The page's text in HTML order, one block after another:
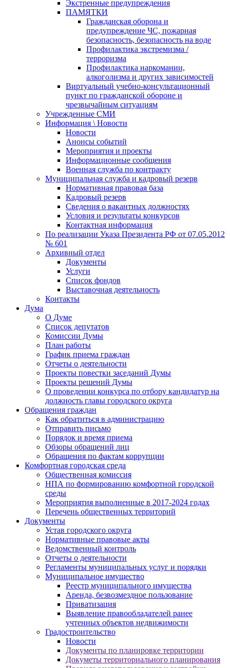
Экстренные предупреждения
ПАМЯТКИ
Гражданская оборона и
предупреждение ЧС, пожарная
безопасность, безопасность на воде
Профилактика экстремизма /
терроризма
Профилактика наркомании,
алкоголизма и других зависимостей
Виртуальный учебно-консультационный
пункт по гражданской обороне и
чрезвычайным ситуациям
Учрежденные СМИ
Информация \ Новости
Новости
Анонсы событий
Мероприятия и проекты
Информационные сообщения
Военная служба по контракту
Муниципальная служба и кадровый резерв
Нормативная правовая база
Кадровый резерв
Сведения о вакантных должностях
Условия и результаты конкурсов
Контактная информация
По реализации Указа Президента РФ от 07.05.2012
№ 601
Архивный отдел
Документы
Услуги
Список фондов
Выставочная деятельность
Контакты
Дума
О Думе
Список депутатов
Комиссии Думы
План работы
График приема граждан
Отчеты о деятельности
Проекты повестки заседаний Думы
Проекты решений Думы
О проведении конкурса по отбору кандидатур на
должность главы городского округа
Обращения граждан
Как обратиться в администрацию
Отправить письмо
Порядок и время приема
Обзоры обращений лиц
Обращения по фактам коррупции
Комфортная городская среда
Общественная комиссия
НПА по формированию комфортной городской
среды
Мероприятия выполненные в 2017-2024 годах
Перечень общественных территорий
Документы
Устав городского округа
Нормативные правовые акты
Ведомственный контроль
Отчеты о деятельности
Регламенты муниципальных услуг и порядки
Муниципальное имущество
Реестр муниципального имущества
Аренда, безвозмездное пользование
Приватизация
Выявление правообладателей ранее
учтенных объектов недвижимости
Градостроительство
Новости
Документы по планировке территории
Докуметы территориального планирования